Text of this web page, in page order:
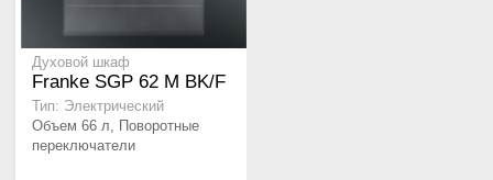
Духовой шкаф
Franke SGP 62 M BK/F
Тип: Электрический
Объем 66 л, Поворотные
переключатели